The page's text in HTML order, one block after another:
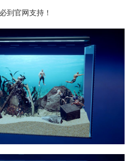
到官网支持！